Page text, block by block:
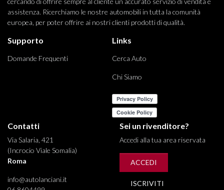
assistenza. Ricerchiamo le nostre automobili in tutta la comunità
europea, per poter offrire ai nostri clienti prodotti di qualità.
Supporto
Domande Frequenti
Links
Cerca Auto
Chi Siamo
Contatti
Via Salaria, 421
(Incrocio Viale Somalia)
Roma
info@autolanciani.it
Sei un rivenditore?
Accedi alla tua area riservata
ACCEDI
ISCRIVITI